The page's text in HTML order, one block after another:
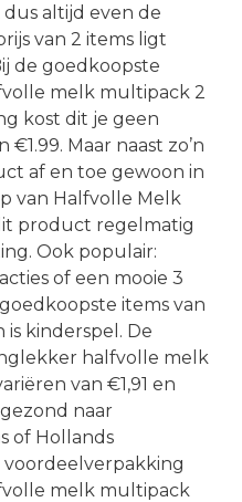
altijd even de
van 2 items ligt
de goedkoopste
melk multipack 2
kost dit je geen
Maar naast zo’n
af en toe gewoon in
van Halfvolle Melk
product regelmatig
Ook populair:
of een mooie 3
items van
kinderspel. De
halfvolle melk
van €1,91 en
naar
of Hollands
voordeelverpakking
melk multipack